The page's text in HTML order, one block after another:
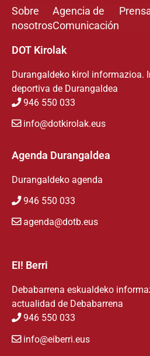
Sobre
nosotros
Agencia de
Comunicación
DOT Kirolak
Durangaldeko kirol informazioa.
deportiva de Durangaldea
946 550 033
info@dotkirolak.eus
Agenda Durangaldea
Durangaldeko agenda
946 550 033
agenda@dotb.eus
EI! Berri
Debabarrena eskualdeko
actualidad de Debabarrena
946 550 033
info@eiberri.eus